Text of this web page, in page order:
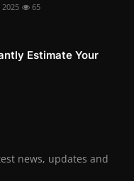
2025 65
Estimate Your
news, updates and